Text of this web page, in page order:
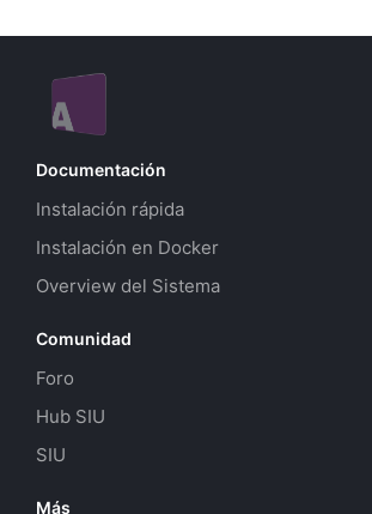
Documentación
Instalación rápida
Instalación en Docker
Overview del Sistema
Comunidad
Foro
Hub SIU
SIU
Más